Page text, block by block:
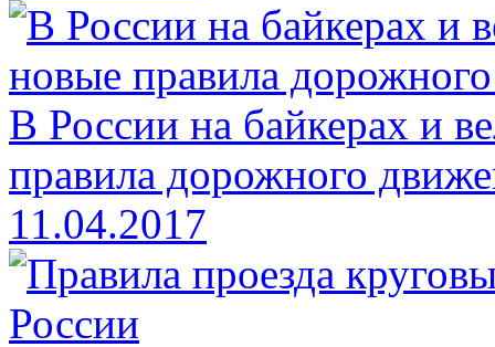
В России на байкерах и
правила дорожного
11.04.2017